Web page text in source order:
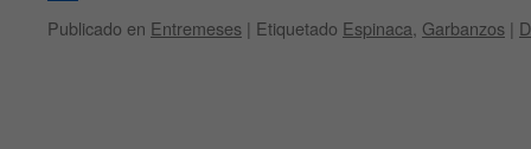
Publicado en Entremeses | Etiquetado Espinaca Garbanzos |